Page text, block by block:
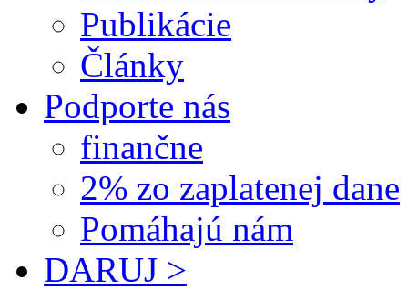
Publikácie
Články
Podporte nás
finančne
2% zo zaplatenej dane
Pomáhajú nám
DARUJ >